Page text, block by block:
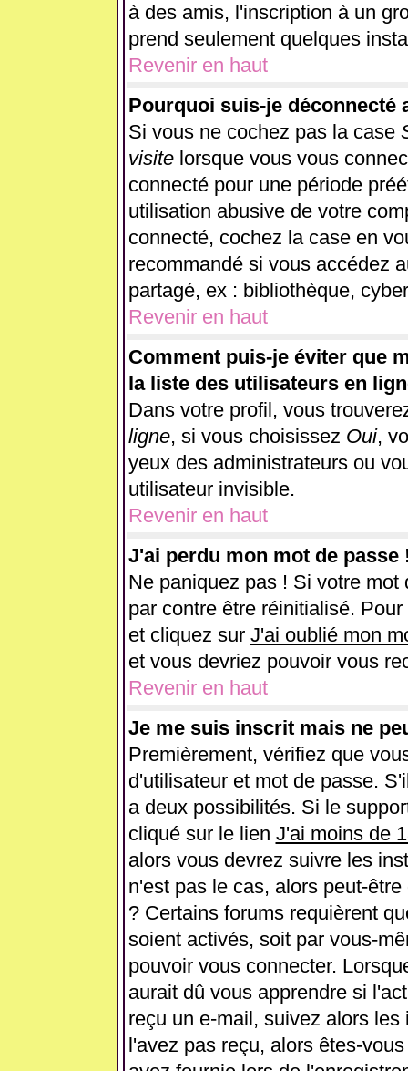
à des amis, l'inscription à un
prend seulement quelques
Revenir en haut
Pourquoi suis-je déconnecté
Si vous ne cochez pas la case
visitelorsque vous vous
connecté pour une période
utilisation abusive de votre
connecté, cochez la case en
recommandé si vous accédez
partagé, ex : bibliothèque,
Revenir en haut
Comment puis-je éviter que
la liste des utilisateurs en
Dans votre profil, vous
ligne, si vous choisissez Oui,
yeux des administrateurs ou
utilisateur invisible.
Revenir en haut
J'ai perdu mon mot de passe
Ne paniquez pas ! Si votre
par contre être réinitialisé.
et cliquez sur J'ai oublié mon
et vous devriez pouvoir vous
Revenir en haut
Je me suis inscrit mais ne
Premièrement, vérifiez que
d'utilisateur et mot de passe.
a deux possibilités. Si le
cliqué sur le lien J'ai moins de
alors vous devrez suivre les
n'est pas le cas, alors peut-
? Certains forums requièrent
soient activés, soit par vous-
pouvoir vous connecter.
aurait dû vous apprendre si
reçu un e-mail, suivez alors
l'avez pas reçu, alors êtes-